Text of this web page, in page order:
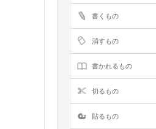
書くもの
消すもの
書かれるもの
切るもの
貼るもの